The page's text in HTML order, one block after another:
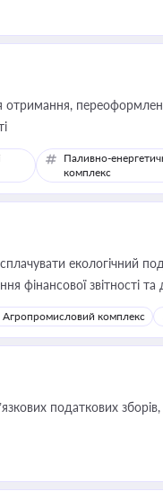
Паливно-
комплекс
екологічний
фінансової звітності
Агропромисловий комплекс
податкових